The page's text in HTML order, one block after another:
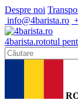
Despre noi
info@4barista.ro
4barista.rototul